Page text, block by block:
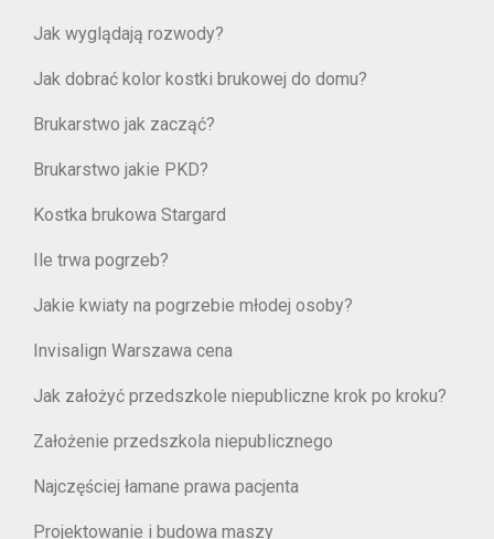
Jak wyglądają rozwody?
Jak dobrać kolor kostki brukowej do domu?
Brukarstwo jak zacząć?
Brukarstwo jakie PKD?
Kostka brukowa Stargard
Ile trwa pogrzeb?
Jakie kwiaty na pogrzebie młodej osoby?
Invisalign Warszawa cena
Jak założyć przedszkole niepubliczne krok po kroku?
Założenie przedszkola niepublicznego
Najczęściej łamane prawa pacjenta
Projektowanie i budowa maszy